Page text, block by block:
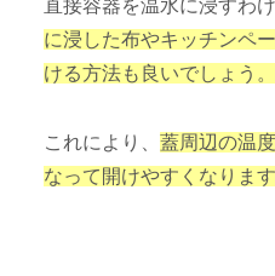
直接容器を温水に浸すわ
に浸した布やキッチンペ
ける方法も良いでしょう。
これにより、 蓋周辺の温
なって開けやすくなります